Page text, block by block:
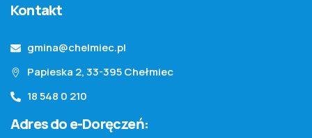
Kontakt
gmina@chelmiec.pl
Papieska 2, 33-395 Chełmiec
18 548 0 210
Adres do e-Doręczeń: